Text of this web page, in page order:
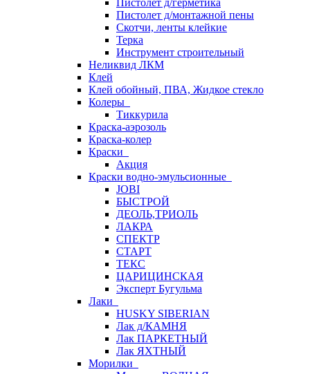
Пистолет д/герметика
Пистолет д/монтажной пены
Скотчи, ленты клейкие
Терка
Инструмент строительный
Неликвид ЛКМ
Клей
Клей обойный, ПВА, Жидкое стекло
Колеры
Тиккурила
Краска-аэрозоль
Краска-колер
Краски
Акция
Краски водно-эмульсионные
JOBI
БЫСТРОЙ
ДЕОЛЬ,ТРИОЛЬ
ЛАКРА
СПЕКТР
СТАРТ
ТЕКС
ЦАРИЦИНСКАЯ
Эксперт Бугульма
Лаки
HUSKY SIBERIAN
Лак д/КАМНЯ
Лак ПАРКЕТНЫЙ
Лак ЯХТНЫЙ
Морилки